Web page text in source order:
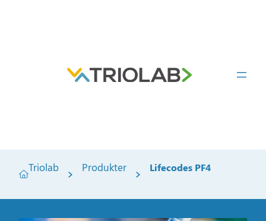
Triolab Produkter Lifecodes PF4